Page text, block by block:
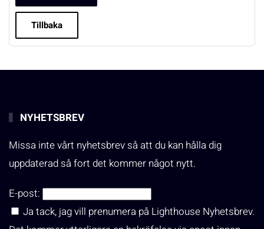
Tillbaka
NYHETSBREV
Missa inte vårt nyhetsbrev så att du kan hålla dig
uppdaterad så fort det kommer något nytt.
E-post:
Ja tack, jag vill prenumera på Lighthouse Nyhetsbrev.